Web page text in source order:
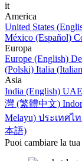
it
America
United States
México (Español)
Europa
Europe (English)
(Polski) Italia
Asia
India (English)
灣 (繁體中文)
Melayu) ประเทศไ
本語)
Puoi cambiare la